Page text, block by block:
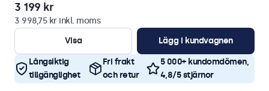
3 199 kr
3 998,75 kr inkl. moms
Visa
Lägg i kundvagnen
Långsiktig
tillgänglighet
Fri frakt
och retur
5 000+ kundomdömen,
4,8/5 stjärnor